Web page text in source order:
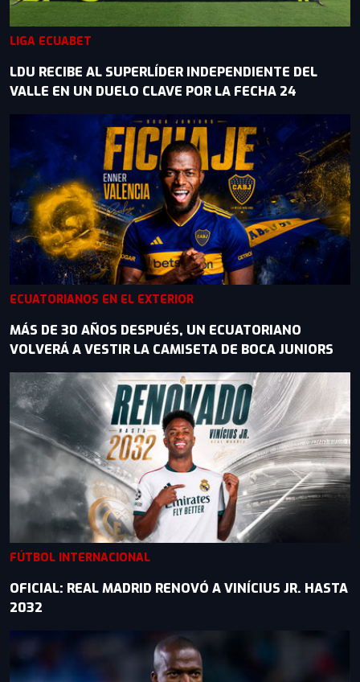
LIGA ECUABET
LDU RECIBE AL SUPERLÍDER INDEPENDIENTE DEL
VALLE EN UN DUELO CLAVE POR LA FECHA 24
ECUATORIANOS EN EL EXTERIOR
MÁS DE 30 AÑOS DESPUÉS, UN ECUATORIANO
VOLVERÁ A VESTIR LA CAMISETA DE BOCA JUNIORS
FÚTBOL INTERNACIONAL
OFICIAL: REAL MADRID RENOVÓ A VINÍCIUS JR. HASTA
2032